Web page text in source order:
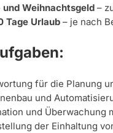
und Weihnachtsgeld –
Tage Urlaub – je nach
für die Planung
und
und Überwachung
der Einhaltung